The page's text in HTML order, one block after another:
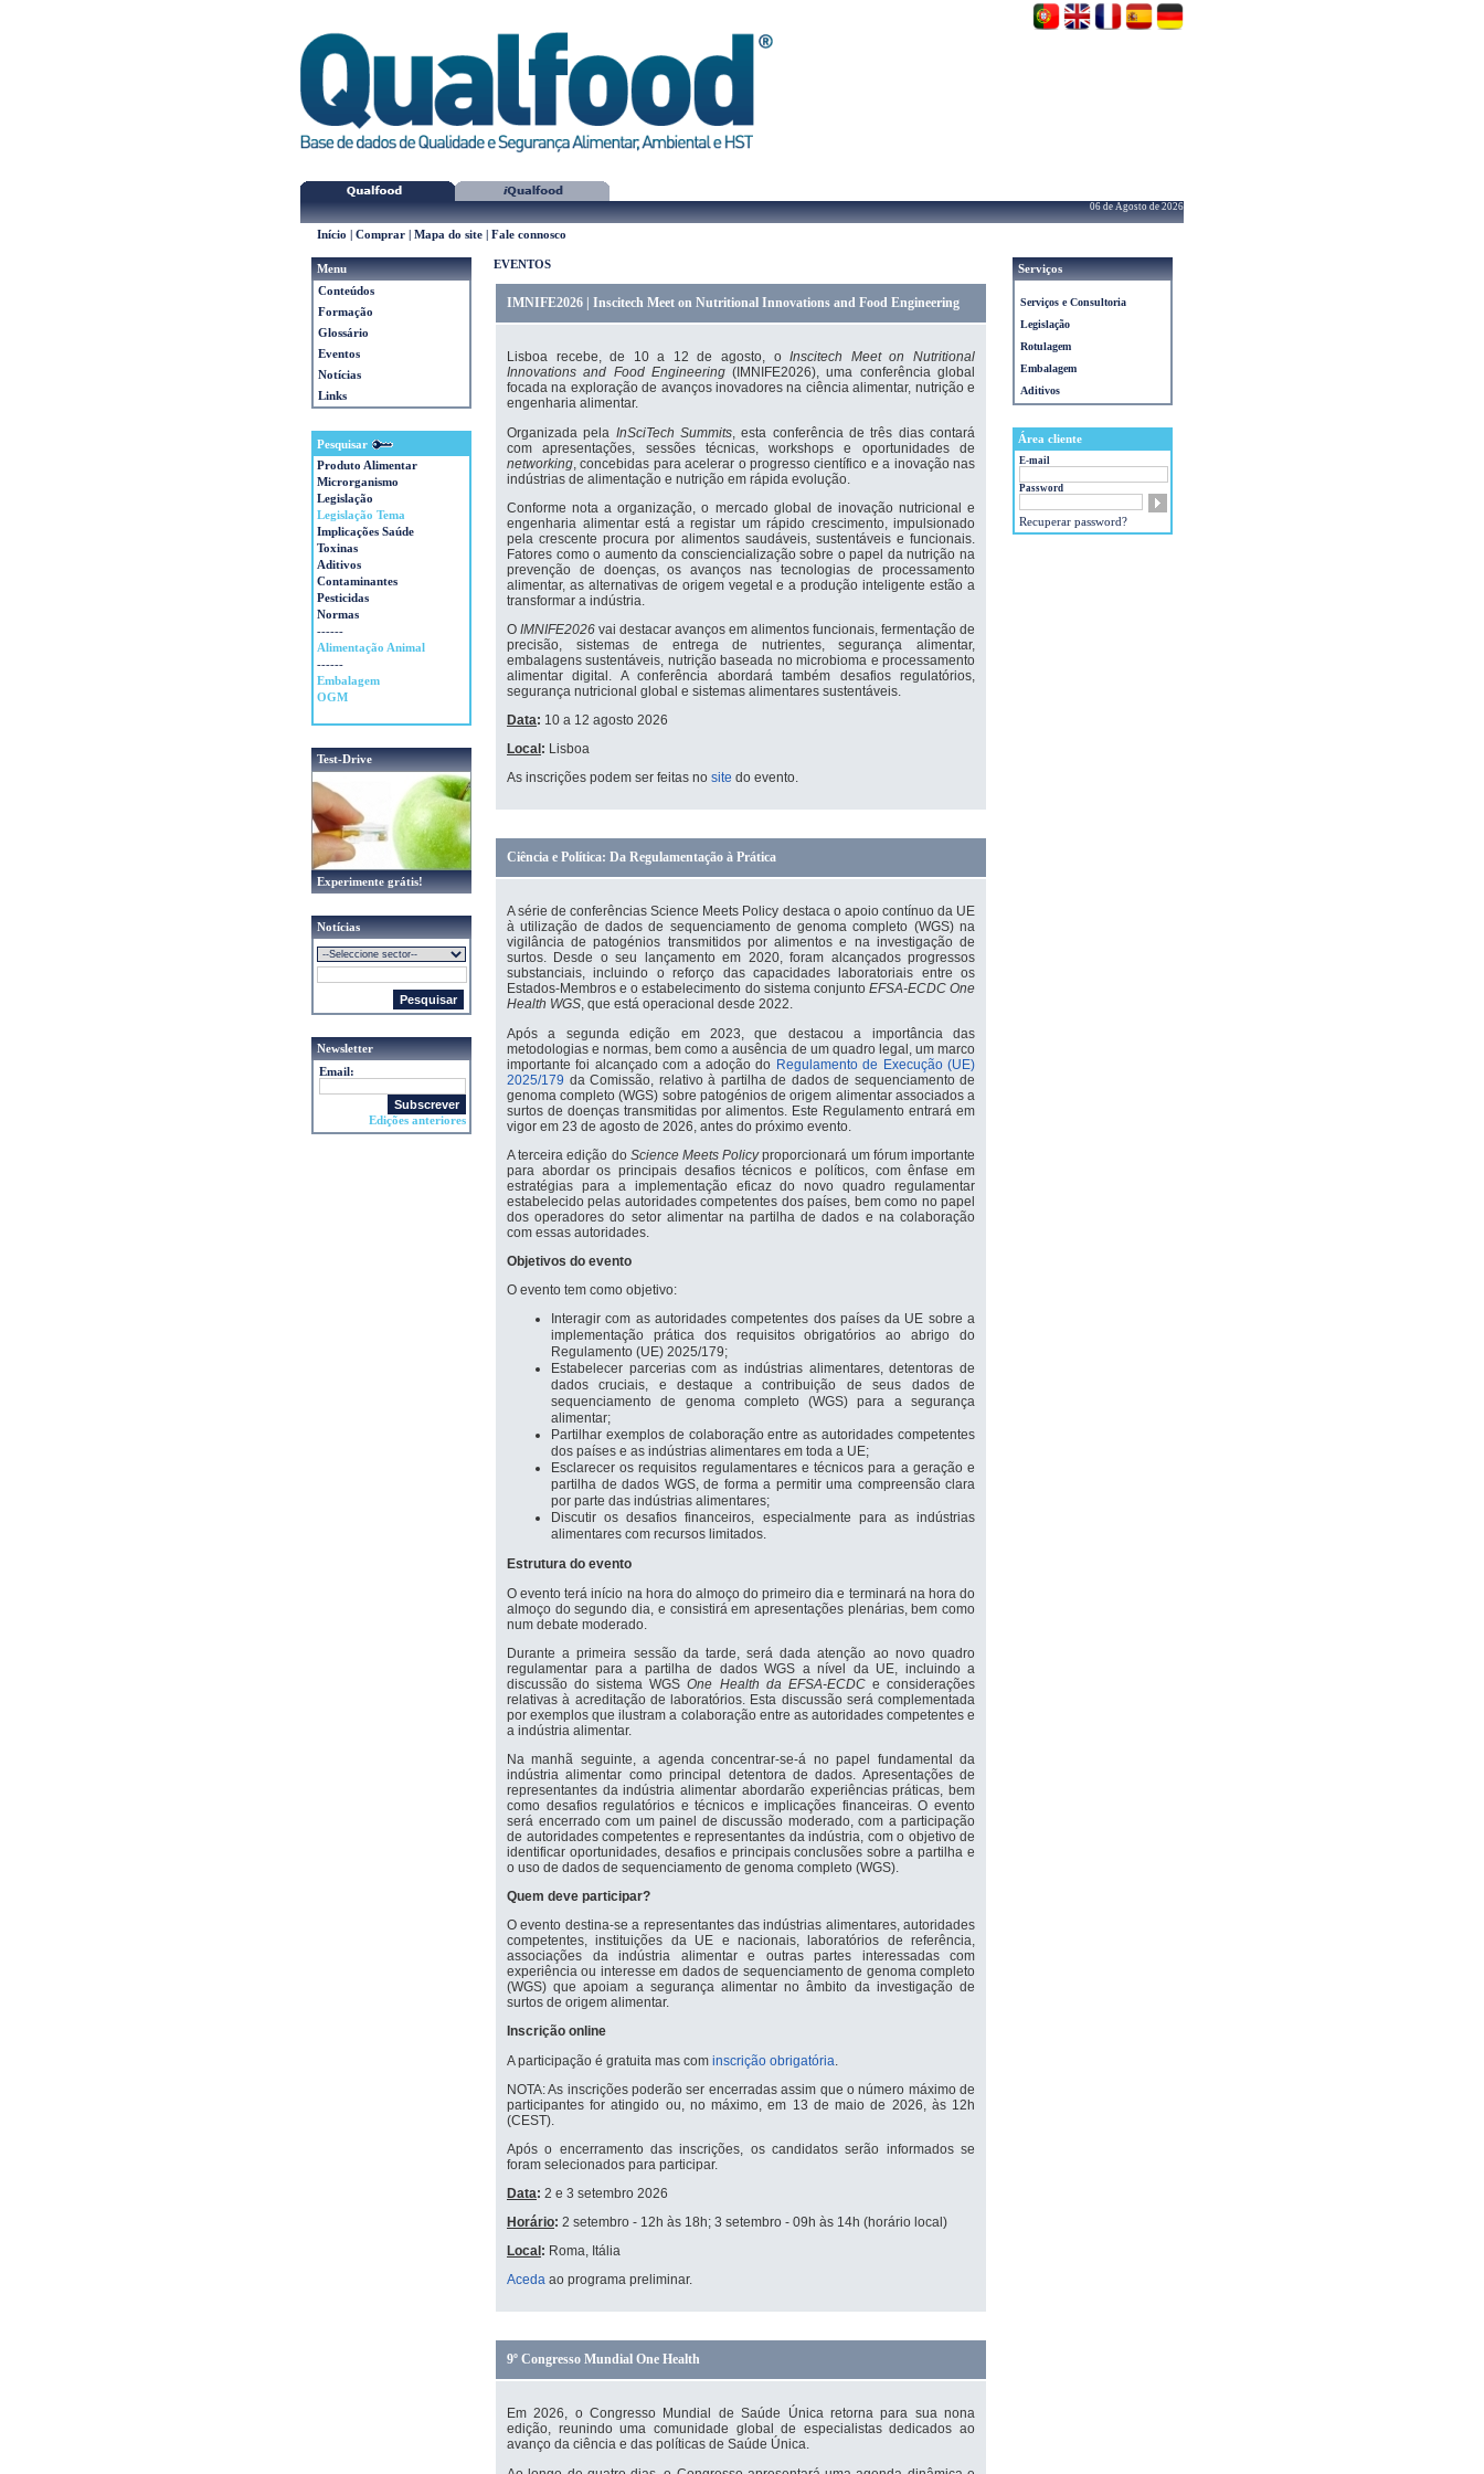
06 de Agosto de 2026
Início Comprar Mapa do site Fale connosco
Menu
Conteúdos
Formação
Glossário
Eventos
Notícias
Links
Pesquisar
Produto Alimentar
Microrganismo
Legislação
Legislação Tema
Implicações Saúde
Toxinas
Aditivos
Contaminantes
Pesticidas
Normas
------
Alimentação Animal
------
Embalagem
OGM
Test-Drive
Experimente grátis!
Notícias
Newsletter
Email:
Edições anteriores
EVENTOS
IMNIFE2026 | Inscitech Meet on Nutritional Innovations and Food Engineering
Lisboa recebe, de 10 a 12 de agosto, oInscitech Meet on Nutritional
Innovations and Food Engineering(IMNIFE2026), uma conferência global
focada na exploração de avanços inovadores na ciência alimentar, nutrição e
engenharia alimentar.
Organizada pela InSciTech Summits , esta conferência de três dias contará
com apresentações, sessões técnicas, workshops e oportunidades de
networking , concebidas para acelerar o progresso científico e a inovação nas
indústrias de alimentação e nutrição em rápida evolução.
Conforme nota a organização, o mercado global de inovação nutricional e
engenharia alimentar está a registar um rápido crescimento, impulsionado
pela crescente procura por alimentos saudáveis, sustentáveis e funcionais.
Fatores como o aumento da consciencialização sobre o papel da nutrição na
prevenção de doenças, os avanços nas tecnologias de processamento
alimentar, as alternativas de origem vegetal e a produção inteligente estão a
transformar a indústria.
O IMNIFE2026 vai destacar avanços em alimentos funcionais, fermentação de
precisão, sistemas de entrega de nutrientes, segurança alimentar,
embalagens sustentáveis, nutrição baseada no microbioma e processamento
alimentar digital. A conferência abordará também desafios regulatórios,
segurança nutricional global e sistemas alimentares sustentáveis.
Data: 10 a 12 agosto 2026
Local : Lisboa
As inscrições podem ser feitas no site do evento.
Ciência e Política: Da Regulamentação à Prática
A série de conferências Science Meets Policy destaca o apoio contínuo da UE
à utilização de dados de sequenciamento de genoma completo (WGS) na
vigilância de patogénios transmitidos por alimentos e na investigação de
surtos. Desde o seu lançamento em 2020, foram alcançados progressos
substanciais, incluindo o reforço das capacidades laboratoriais entre os
Estados-Membros e o estabelecimento do sistema conjunto EFSA-ECDC One
Health WGS, que está operacional desde 2022.
Após a segunda edição em 2023, que destacou a importância das
metodologias e normas, bem como a ausência de um quadro legal, um marco
importante foi alcançado com a adoção do Regulamento de Execução (UE)
2025/179 da Comissão, relativo à partilha de dados de sequenciamento de
genoma completo (WGS) sobre patogénios de origem alimentar associados a
surtos de doenças transmitidas por alimentos. Este Regulamento entrará em
vigor em 23 de agosto de 2026, antes do próximo evento.
A terceira edição do Science Meets Policyproporcionará um fórum importante
para abordar os principais desafios técnicos e políticos, com ênfase em
estratégias para a implementação eficaz do novo quadro regulamentar
estabelecido pelas autoridades competentes dos países, bem como no papel
dos operadores do setor alimentar na partilha de dados e na colaboração
com essas autoridades.
Objetivos do evento
O evento tem como objetivo:
Interagir com as autoridades competentes dos países da UE sobre a
implementação prática dos requisitos obrigatórios ao abrigo do
Regulamento (UE) 2025/179;
Estabelecer parcerias com as indústrias alimentares, detentoras de
dados cruciais, e destaque a contribuição de seus dados de
sequenciamento de genoma completo (WGS) para a segurança
alimentar;
Partilhar exemplos de colaboração entre as autoridades competentes
dos países e as indústrias alimentares em toda a UE;
Esclarecer os requisitos regulamentares e técnicos para a geração e
partilha de dados WGS, de forma a permitir uma compreensão clara
por parte das indústrias alimentares;
Discutir os desafios financeiros, especialmente para as indústrias
alimentares com recursos limitados.
Estrutura do evento
O evento terá início na hora do almoço do primeiro dia e terminará na hora do
almoço do segundo dia, e consistirá em apresentações plenárias, bem como
num debate moderado.
Durante a primeira sessão da tarde, será dada atenção ao novo quadro
regulamentar para a partilha de dados WGS a nível da UE, incluindo a
discussão do sistema WGSOne Health da EFSA-ECDCe considerações
relativas à acreditação de laboratórios. Esta discussão será complementada
por exemplos que ilustram a colaboração entre as autoridades competentes e
a indústria alimentar.
Na manhã seguinte, a agenda concentrar-se-á no papel fundamental da
indústria alimentar como principal detentora de dados. Apresentações de
representantes da indústria alimentar abordarão experiências práticas, bem
como desafios regulatórios e técnicos e implicações financeiras. O evento
será encerrado com um painel de discussão moderado, com a participação
de autoridades competentes e representantes da indústria, com o objetivo de
identificar oportunidades, desafios e principais conclusões sobre a partilha e
o uso de dados de sequenciamento de genoma completo (WGS).
Quem deve participar?
O evento destina-se a representantes das indústrias alimentares, autoridades
competentes, instituições da UE e nacionais, laboratórios de referência,
associações da indústria alimentar e outras partes interessadas com
experiência ou interesse em dados de sequenciamento de genoma completo
(WGS) que apoiam a segurança alimentar no âmbito da investigação de
surtos de origem alimentar.
Inscrição online
A participação é gratuita mas com inscrição obrigatória
NOTA: As inscrições poderão ser encerradas assim que o número máximo de
participantes for atingido ou, no máximo, em 13 de maio de 2026, às 12h
(CEST).
Após o encerramento das inscrições, os candidatos serão informados se
foram selecionados para participar.
Data: 2 e 3 setembro 2026
Horário: 2 setembro - 12h às 18h; 3 setembro - 09h às 14h (horário local)
Local : Roma, Itália
Aceda ao programa preliminar.
9º Congresso Mundial One Health
Em 2026, o Congresso Mundial de Saúde Única retorna para sua nona
edição, reunindo uma comunidade global de especialistas dedicados ao
avanço da ciência e das políticas de Saúde Única.
Serviços
Serviços e Consultoria
Legislação
Rotulagem
Embalagem
Aditivos
Área cliente
E-mail
Password
Recuperar password?